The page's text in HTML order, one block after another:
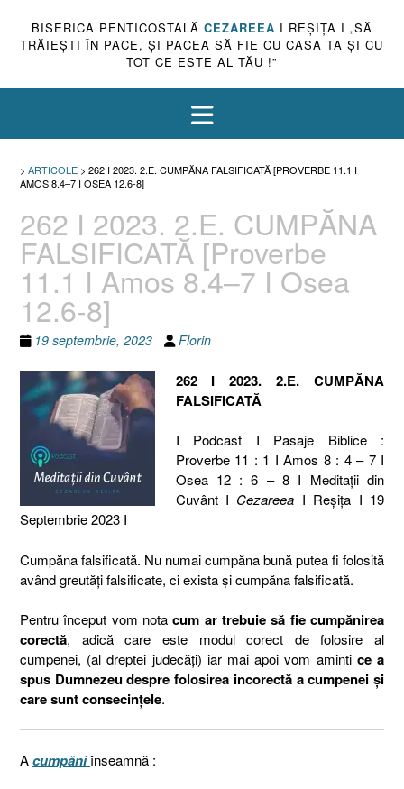
BISERICA PENTICOSTALĂ CEZAREEA I REŞIŢA I „SĂ
TRĂIEŞTI ÎN PACE, ŞI PACEA SĂ FIE CU CASA TA ŞI CU
TOT CE ESTE AL TĂU !”
> ARTICOLE > 262 I 2023. 2.E. CUMPĂNA FALSIFICATĂ [PROVERBE 11.1 I
AMOS 8.4–7 I OSEA 12.6-8]
262 I 2023. 2.E. CUMPĂNA
FALSIFICATĂ [Proverbe
11.1 I Amos 8.4–7 I Osea
12.6-8]
19 septembrie, 2023 Florin
262 I 2023. 2.E. CUMPĂNA
FALSIFICATĂ
I Podcast I Pasaje Biblice :
Proverbe 11 : 1 I Amos 8 : 4 – 7 I
Osea 12 : 6 – 8 I Meditaţii din
Cuvânt I Cezareea I Reşiţa I 19
Septembrie 2023 I
Cumpăna falsificată. Nu numai cumpăna bună putea fi folosită
având greutăți falsificate, ci exista și cumpăna falsificată.
Pentru început vom notacum ar trebuie să fie cumpănirea
corectă, adică care este modul corect de folosire al
cumpenei, (al dreptei judecăți) iar mai apoi vom aminti ce a
spus Dumnezeu despre folosirea incorectă a cumpenei și
care sunt consecințele.
Acumpăniînseamnă :